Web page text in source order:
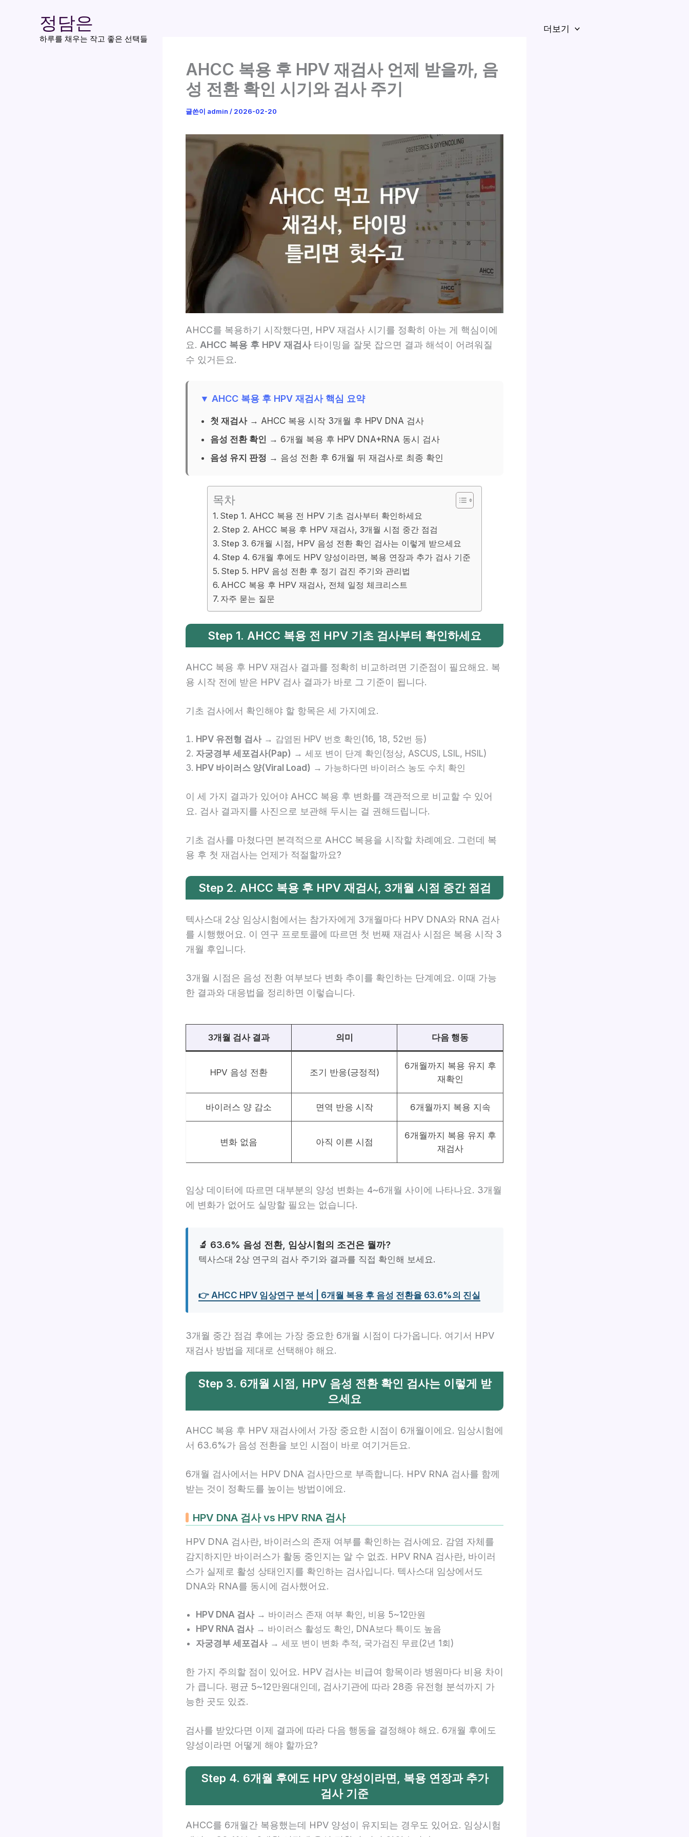
정담은
하루를 채우는 작고 좋은 선택들
더보기
AHCC 복용 후 HPV 재검사 언제 받을까, 음
성 전환 확인 시기와 검사 주기
글쓴이 admin / 2026-02-20
AHCC를 복용하기 시작했다면, HPV 재검사 시기를 정확히 아는 게 핵심이에
요. AHCC 복용 후 HPV 재검사타이밍을 잘못 잡으면 결과 해석이 어려워질
수 있거든요.
▼ AHCC 복용 후 HPV 재검사 핵심 요약
첫 재검사→ AHCC 복용 시작 3개월 후 HPV DNA 검사
음성 전환 확인 → 6개월 복용 후 HPV DNA+RNA 동시 검사
음성 유지 판정 → 음성 전환 후 6개월 뒤 재검사로 최종 확인
목차
Step 1. AHCC 복용 전 HPV 기초 검사부터 확인하세요
Step 2. AHCC 복용 후 HPV 재검사, 3개월 시점 중간 점검
Step 3. 6개월 시점, HPV 음성 전환 확인 검사는 이렇게 받으세요
Step 4. 6개월 후에도 HPV 양성이라면, 복용 연장과 추가 검사 기준
Step 5. HPV 음성 전환 후 정기 검진 주기와 관리법
AHCC 복용 후 HPV 재검사, 전체 일정 체크리스트
자주 묻는 질문
Step 1. AHCC 복용 전 HPV 기초 검사부터 확인하세요
AHCC 복용 후 HPV 재검사 결과를 정확히 비교하려면 기준점이 필요해요. 복
용 시작 전에 받은 HPV 검사 결과가 바로 그 기준이 됩니다.
기초 검사에서 확인해야 할 항목은 세 가지예요.
HPV 유전형 검사→ 감염된 HPV 번호 확인(16, 18, 52번 등)
자궁경부 세포검사(Pap) → 세포 변이 단계 확인(정상, ASCUS, LSIL, HSIL)
HPV 바이러스 양(Viral Load) → 가능하다면 바이러스 농도 수치 확인
이 세 가지 결과가 있어야 AHCC 복용 후 변화를 객관적으로 비교할 수 있어
요. 검사 결과지를 사진으로 보관해 두시는 걸 권해드립니다.
기초 검사를 마쳤다면 본격적으로 AHCC 복용을 시작할 차례예요. 그런데 복
용 후 첫 재검사는 언제가 적절할까요?
Step 2. AHCC 복용 후 HPV 재검사, 3개월 시점 중간 점검
텍사스대 2상 임상시험에서는 참가자에게 3개월마다 HPV DNA와 RNA 검사
를 시행했어요. 이 연구 프로토콜에 따르면 첫 번째 재검사 시점은 복용 시작 3
개월 후입니다.
3개월 시점은 음성 전환 여부보다 변화 추이를 확인하는 단계예요. 이때 가능
한 결과와 대응법을 정리하면 이렇습니다.
3개월 검사 결과 의미 다음 행동
HPV 음성 전환 조기 반응(긍정적)
6개월까지 복용 유지 후
재확인
바이러스 양 감소 면역 반응 시작 6개월까지 복용 지속
변화 없음 아직 이른 시점
6개월까지 복용 유지 후
재검사
임상 데이터에 따르면 대부분의 양성 변화는 4~6개월 사이에 나타나요. 3개월
에 변화가 없어도 실망할 필요는 없습니다.
🔬 63.6% 음성 전환, 임상시험의 조건은 뭘까?
텍사스대 2상 연구의 검사 주기와 결과를 직접 확인해 보세요.
👉 AHCC HPV 임상연구 분석 | 6개월 복용 후 음성 전환율 63.6%의 진실
3개월 중간 점검 후에는 가장 중요한 6개월 시점이 다가옵니다. 여기서 HPV
재검사 방법을 제대로 선택해야 해요.
Step 3. 6개월 시점, HPV 음성 전환 확인 검사는 이렇게 받
으세요
AHCC 복용 후 HPV 재검사에서 가장 중요한 시점이 6개월이에요. 임상시험에
서 63.6%가 음성 전환을 보인 시점이 바로 여기거든요.
6개월 검사에서는 HPV DNA 검사만으로 부족합니다. HPV RNA 검사를 함께
받는 것이 정확도를 높이는 방법이에요.
HPV DNA 검사 vs HPV RNA 검사
HPV DNA 검사란, 바이러스의 존재 여부를 확인하는 검사예요. 감염 자체를
감지하지만 바이러스가 활동 중인지는 알 수 없죠. HPV RNA 검사란, 바이러
스가 실제로 활성 상태인지를 확인하는 검사입니다. 텍사스대 임상에서도
DNA와 RNA를 동시에 검사했어요.
HPV DNA 검사→ 바이러스 존재 여부 확인, 비용 5~12만원
HPV RNA 검사→ 바이러스 활성도 확인, DNA보다 특이도 높음
자궁경부 세포검사→ 세포 변이 변화 추적, 국가검진 무료(2년 1회)
한 가지 주의할 점이 있어요. HPV 검사는 비급여 항목이라 병원마다 비용 차이
가 큽니다. 평균 5~12만원대인데, 검사기관에 따라 28종 유전형 분석까지 가
능한 곳도 있죠.
검사를 받았다면 이제 결과에 따라 다음 행동을 결정해야 해요. 6개월 후에도
양성이라면 어떻게 해야 할까요?
Step 4. 6개월 후에도 HPV 양성이라면, 복용 연장과 추가
검사 기준
AHCC를 6개월간 복용했는데 HPV 양성이 유지되는 경우도 있어요. 임상시험